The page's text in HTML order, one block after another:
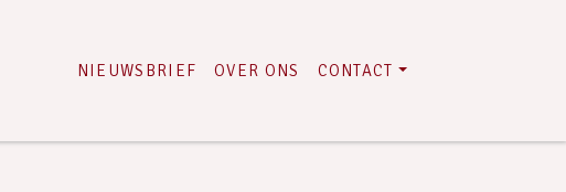
NIEUWSBRIEF OVER ONS CONTACT